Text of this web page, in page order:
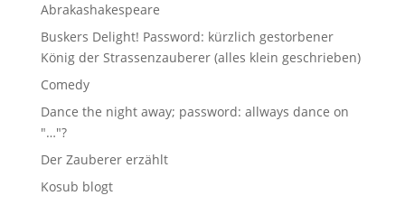
Abrakashakespeare
Buskers Delight! Password: kürzlich gestorbener
König der Strassenzauberer (alles klein geschrieben)
Comedy
Dance the night away; password: allways dance on
"…"?
Der Zauberer erzählt
Kosub blogt